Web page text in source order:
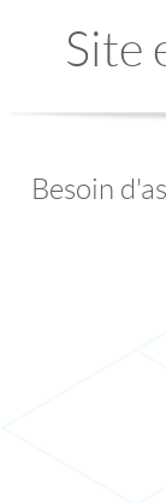
Site
Besoin